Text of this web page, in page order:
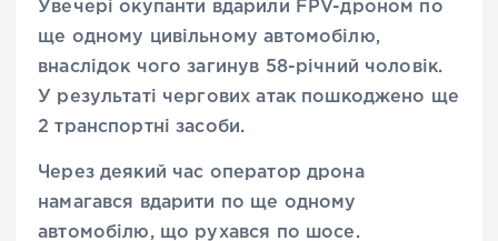
Увечері окупанти вдарили FPV-дроном по
ще одному цивільному автомобілю,
внаслідок чого загинув 58-річний чоловік.
У результаті чергових атак пошкоджено ще
2 транспортні засоби.
Через деякий час оператор дрона
намагався вдарити по ще одному
автомобілю, що рухався по шосе.